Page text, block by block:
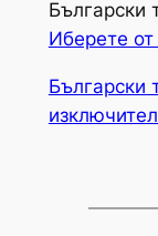
Български
Иберете от
Български